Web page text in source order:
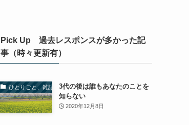
Pick Up 過去レスポンスが多かった記
事（時々更新有）
ひとりごと、雑記
3代の後は誰もあなたのことを
知らない
2020年12月8日